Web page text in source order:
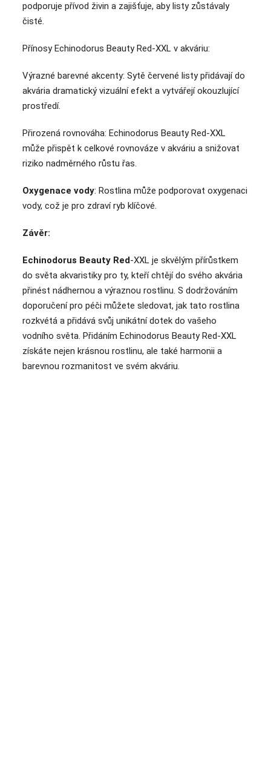
podporuje přívod živin a zajišťuje, aby listy zůstávaly
čisté.
Přínosy Echinodorus Beauty Red-XXL v akváriu:
Výrazné barevné akcenty: Sytě červené listy přidávají do
akvária dramatický vizuální efekt a vytvářejí okouzlující
prostředí.
Přirozená rovnováha: Echinodorus Beauty Red-XXL
může přispět k celkové rovnováze v akváriu a snižovat
riziko nadměrného růstu řas.
Oxygenace vody: Rostlina může podporovat oxygenaci
vody, což je pro zdraví ryb klíčové.
Závěr:
Echinodorus Beauty Red-XXL je skvělým přírůstkem
do světa akvaristiky pro ty, kteří chtějí do svého akvária
přinést nádhernou a výraznou rostlinu. S dodržováním
doporučení pro péči můžete sledovat, jak tato rostlina
rozkvétá a přidává svůj unikátní dotek do vašeho
vodního světa. Přidáním Echinodorus Beauty Red-XXL
získáte nejen krásnou rostlinu, ale také harmonii a
barevnou rozmanitost ve svém akváriu.